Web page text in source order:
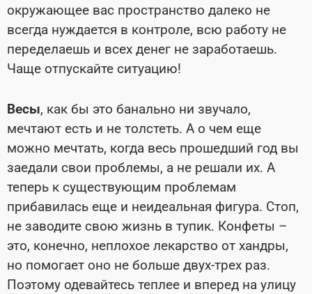
окружающее вас пространство далеко не
всегда нуждается в контроле, всю работу не
переделаешь и всех денег не заработаешь.
Чаще отпускайте ситуацию!
Весы, как бы это банально ни звучало,
мечтают есть и не толстеть. А о чем еще
можно мечтать, когда весь прошедший год вы
заедали свои проблемы, а не решали их. А
теперь к существующим проблемам
прибавилась еще и неидеальная фигура. Стоп,
не заводите свою жизнь в тупик. Конфеты –
это, конечно, неплохое лекарство от хандры,
но помогает оно не больше двух-трех раз.
Поэтому одевайтесь теплее и вперед на улицу